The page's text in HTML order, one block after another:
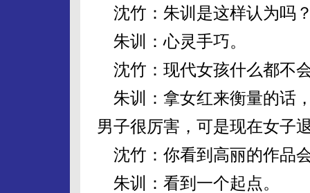
沈竹：朱训是这样认为吗
朱训：心灵手巧。
沈竹：现代女孩什么都不
朱训：拿女红来衡量的话
男子很厉害，可是现在女子
沈竹：你看到高丽的作品
朱训：看到一个起点。